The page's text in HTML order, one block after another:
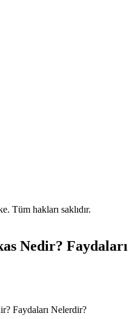
Tüm hakları saklıdır.
Nedir? Faydaları
Faydaları Nelerdir?